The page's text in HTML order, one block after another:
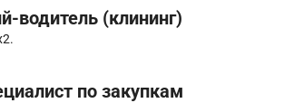
водитель (клининг)
по закупкам